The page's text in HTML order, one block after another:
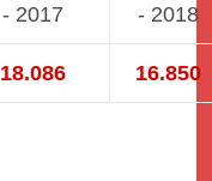
- 2017
- 2018
18.086 16.850